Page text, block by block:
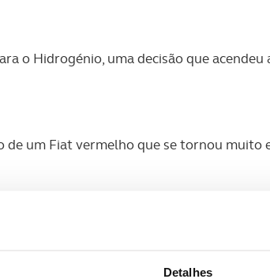
Detalhes
o Hidrogénio, uma decisão que acendeu
um Fiat vermelho que se tornou muito
revista ACP de outubro.